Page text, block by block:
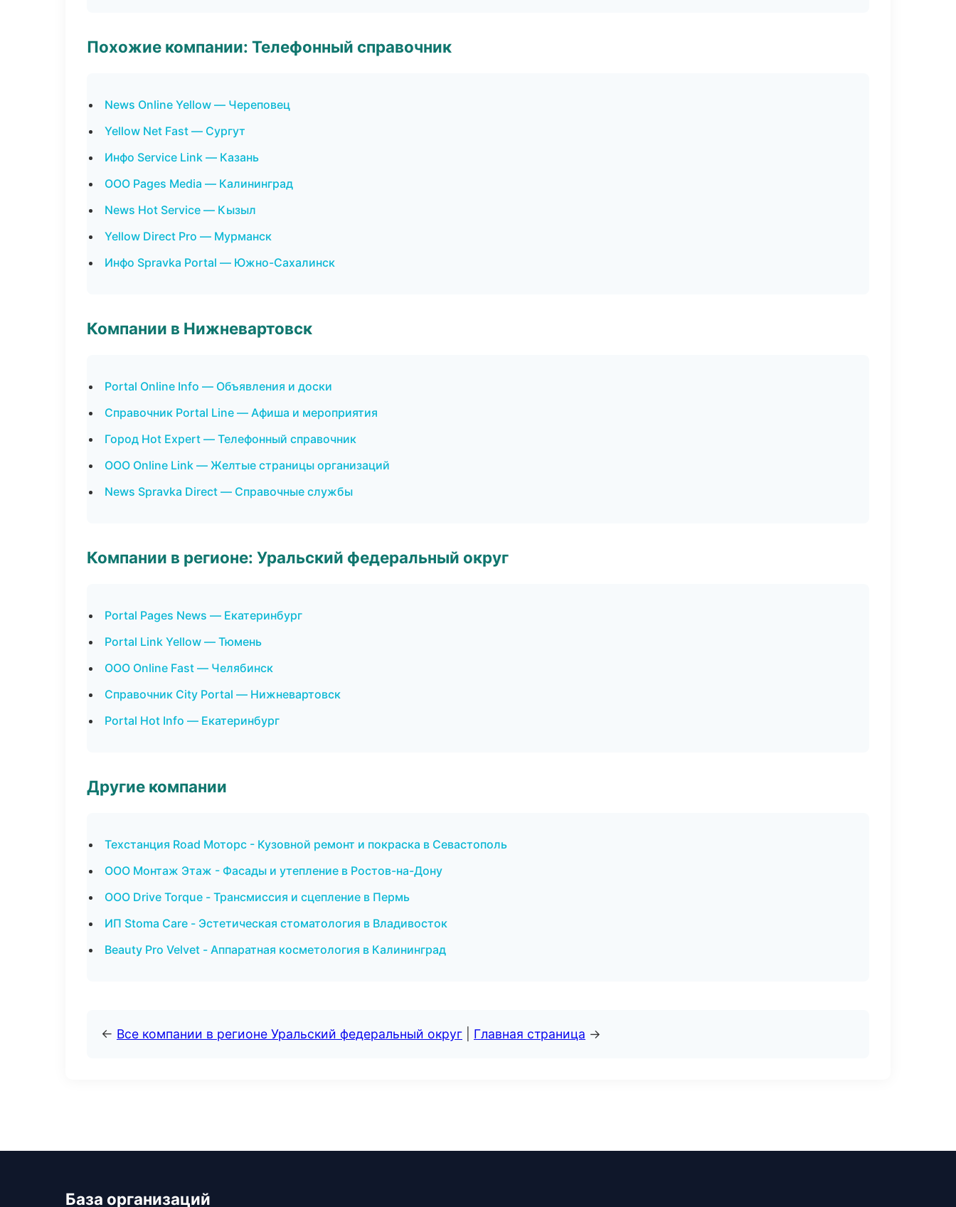
Похожие компании: Телефонный справочник
News Online Yellow — Череповец
Yellow Net Fast — Сургут
Инфо Service Link — Казань
ООО Pages Media — Калининград
News Hot Service — Кызыл
Yellow Direct Pro — Мурманск
Инфо Spravka Portal — Южно-Сахалинск
Компании в Нижневартовск
Portal Online Info — Объявления и доски
Справочник Portal Line — Афиша и мероприятия
Город Hot Expert — Телефонный справочник
ООО Online Link — Желтые страницы организаций
News Spravka Direct — Справочные службы
Компании в регионе: Уральский федеральный округ
Portal Pages News — Екатеринбург
Portal Link Yellow — Тюмень
ООО Online Fast — Челябинск
Справочник City Portal — Нижневартовск
Portal Hot Info — Екатеринбург
Другие компании
Техстанция Road Моторс - Кузовной ремонт и покраска в Севастополь
ООО Монтаж Этаж - Фасады и утепление в Ростов-на-Дону
ООО Drive Torque - Трансмиссия и сцепление в Пермь
ИП Stoma Care - Эстетическая стоматология в Владивосток
Beauty Pro Velvet - Аппаратная косметология в Калининград
← Все компании в регионе Уральский федеральный округ Главная страница →
База организаций